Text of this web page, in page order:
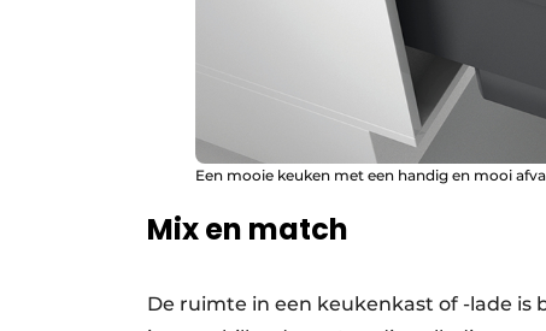
Een mooie keuken met een handig en mooi
Mix en match
De ruimte in een keukenkast of -lade